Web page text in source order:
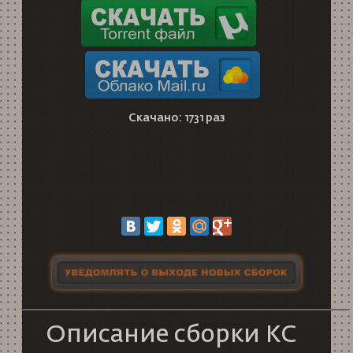
Скачано: 1731 раз
Описание сборки КС